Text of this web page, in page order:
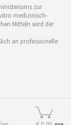
zur
medizinisch-
Mitteln wird der
an professionelle